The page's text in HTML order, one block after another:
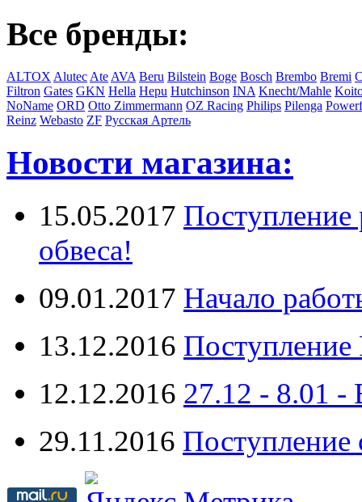
Все бренды:
ALTOX Alutec Ate AVA Beru Bilstein Boge Bosch Brembo Bremi
Filtron Gates GKN Hella Hepu Hutchinson INA Knecht/Mahle
NoName ORD Otto Zimmermann OZ Racing Philips Pilenga
Reinz Webasto ZF Русская Артель
Новости магазина:
15.05.2017 Поступление
обвеса!
09.01.2017 Начало
13.12.2016 Поступление
12.12.2016 27.12 -
29.11.2016 Поступление